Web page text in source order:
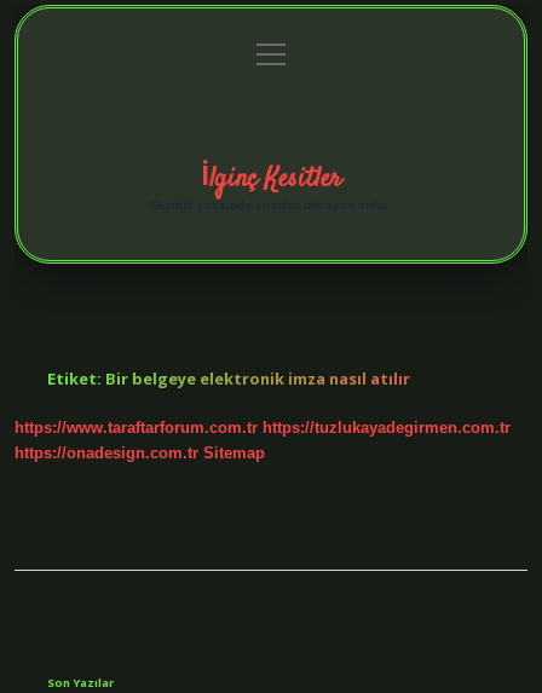
Gizlilik Politikası
menüyü
aç
İlginç Kesitler
Etiket: Bir belgeye elektronik imza nasıl atılır
https://www.taraftarforum.com.tr https://tuzlukayadegirmen.com.tr
https://onadesign.com.tr Sitemap
Son Yazılar